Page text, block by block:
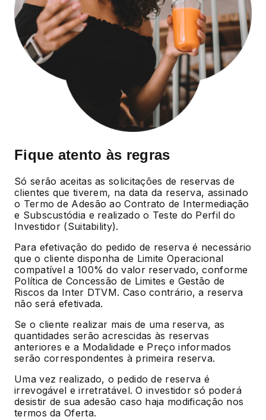
Fique atento às regras
Só serão aceitas as solicitações de reservas de
clientes que tiverem, na data da reserva, assinado
o Termo de Adesão ao Contrato de Intermediação
e Subscustódia e realizado o Teste do Perfil do
Investidor (Suitability).
Para efetivação do pedido de reserva é necessário
que o cliente disponha de Limite Operacional
compatível a 100% do valor reservado, conforme
Política de Concessão de Limites e Gestão de
Riscos da Inter DTVM. Caso contrário, a reserva
não será efetivada.
Se o cliente realizar mais de uma reserva, as
quantidades serão acrescidas às reservas
anteriores e a Modalidade e Preço informados
serão correspondentes à primeira reserva.
Uma vez realizado, o pedido de reserva é
irrevogável e irretratável. O investidor só poderá
desistir de sua adesão caso haja modificação nos
termos da Oferta.